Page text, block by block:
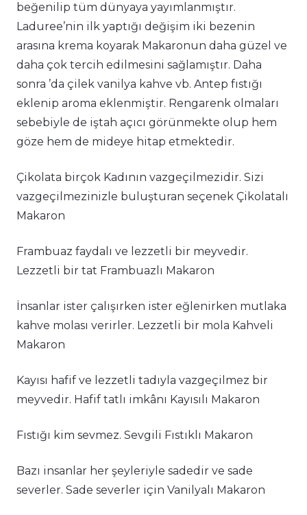
beğenilip tüm dünyaya yayımlanmıştır.
Laduree’nin ilk yaptığı değişim iki bezenin
arasına krema koyarak Makaronun daha güzel ve
daha çok tercih edilmesini sağlamıştır. Daha
sonra ’da çilek vanilya kahve vb. Antep fıstığı
eklenip aroma eklenmiştir. Rengarenk olmaları
sebebiyle de iştah açıcı görünmekte olup hem
göze hem de mideye hitap etmektedir.
Çikolata birçok Kadının vazgeçilmezidir. Sizi
vazgeçilmezinizle buluşturan seçenek Çikolatalı
Makaron
Frambuaz faydalı ve lezzetli bir meyvedir.
Lezzetli bir tat Frambuazlı Makaron
İnsanlar ister çalışırken ister eğlenirken mutlaka
kahve molası verirler. Lezzetli bir mola Kahveli
Makaron
Kayısı hafif ve lezzetli tadıyla vazgeçilmez bir
meyvedir. Hafif tatlı imkânı Kayısılı Makaron
Fıstığı kim sevmez. Sevgili Fıstıklı Makaron
Bazı insanlar her şeyleriyle sadedir ve sade
severler. Sade severler için Vanilyalı Makaron